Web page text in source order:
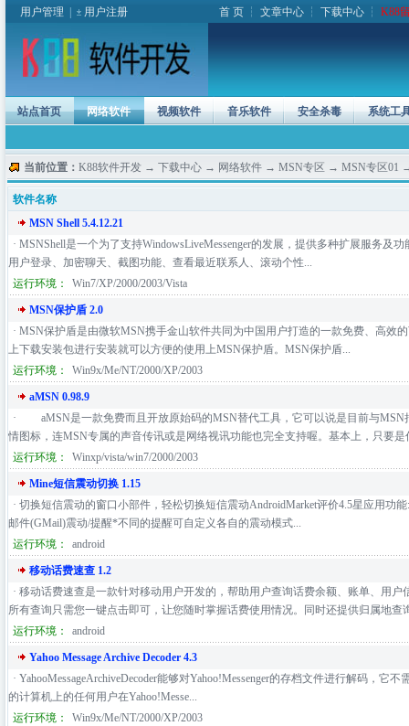
用户管理 用户注册 首 页 ┆ 文章中心 ┆ 下载中心 ┆ K88
站点首页 网络软件 视频软件 音乐软件 安全杀毒 系统工
当前位置： K88软件开发 → 下载中心 → 网络软件 → MSN专区 → MSN专区01
软件名称
MSN Shell 5.4.12.21
· MSNShell是一个为了支持WindowsLiveMessenger的发展，提供多种扩展服务及
用户登录、加密聊天、截图功能、查看最近联系人、滚动个性...
运行环境：
Win7/XP/2000/2003/Vista
MSN保护盾 2.0
· MSN保护盾是由微软MSN携手金山软件共同为中国用户打造的一款免费、高效
上下载安装包进行安装就可以方便的使用上MSN保护盾。MSN保护盾...
运行环境：
Win9x/Me/NT/2000/XP/2003
aMSN 0.98.9
· aMSN是一款免费而且开放原始码的MSN替代工具，它可以说是目前与MSN
情图标，连MSN专属的声音传讯或是网络视讯功能也完全支持喔。基本上，只要是
运行环境：
Winxp/vista/win7/2000/2003
Mine短信震动切换 1.15
· 切换短信震动的窗口小部件，轻松切换短信震动AndroidMarket评价4.5星应用功
邮件(GMail)震动/提醒*不同的提醒可自定义各自的震动模式...
运行环境：
android
移动话费速查 1.2
· 移动话费速查是一款针对移动用户开发的，帮助用户查询话费余额、账单、用
所有查询只需您一键点击即可，让您随时掌握话费使用情况。同时还提供归属地查
运行环境：
android
Yahoo Message Archive Decoder 4.3
· YahooMessageArchiveDecoder能够对Yahoo!Messenger的存档文件进行解码，它
的计算机上的任何用户在Yahoo!Messe...
运行环境：
Win9x/Me/NT/2000/XP/2003